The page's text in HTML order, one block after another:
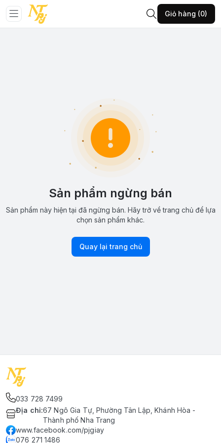
Giỏ hàng (0)
Sản phẩm ngừng bán
Sản phẩm này hiện tại đã ngừng bán. Hãy trở về trang chủ để lựa
chọn sản phẩm khác.
Quay lại trang chủ
033 728 7499
Địa chỉ:67 Ngô Gia Tự, Phường Tân Lập, Khánh Hòa -
Thành phố Nha Trang
www.facebook.com/pjgiay
076 271 1486